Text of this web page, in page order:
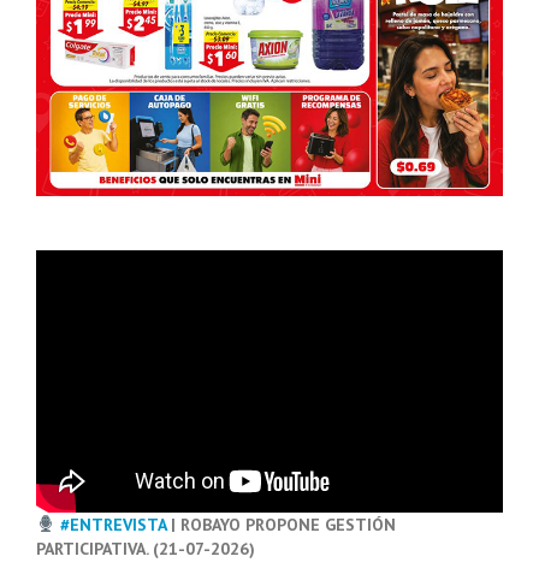
#ENTREVISTA| ROBAYO PROPONE GESTIÓN
PARTICIPATIVA. (21-07-2026)